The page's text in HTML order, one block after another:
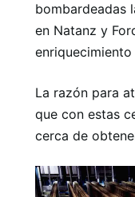
bombardeadas
en Natanz y
enriquecimiento
La razón para
que con estas
cerca de